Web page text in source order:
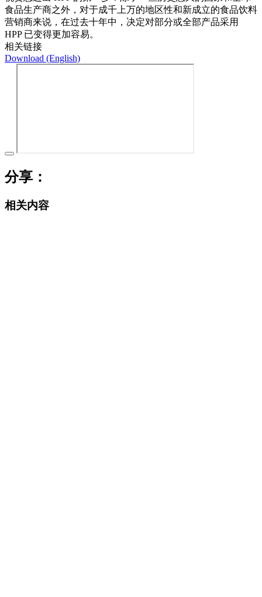
食品生产商之外，对于成千上万的地区性和新成立的食品饮料
营销商来说，在过去十年中，决定对部分或全部产品采用
HPP 已变得更加容易。
相关链接
Download (English)
分享：
相关内容